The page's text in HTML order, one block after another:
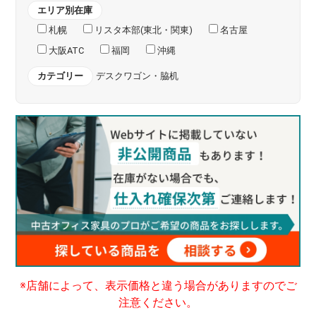
エリア別在庫
札幌
リスタ本部(東北・関東)
名古屋
大阪ATC
福岡 沖縄
カテゴリー デスクワゴン・脇机
※店舗によって、表示価格と違う場合がありますのでご
注意ください。